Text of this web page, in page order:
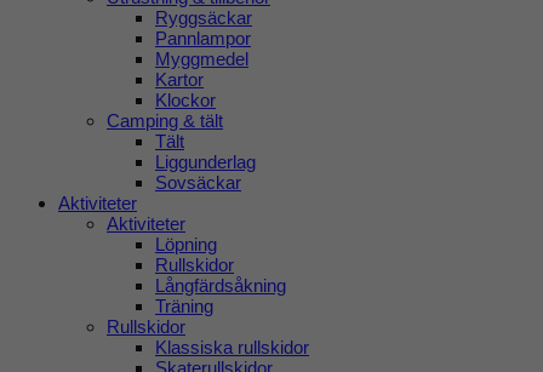
Ryggsäckar
Pannlampor
Myggmedel
Kartor
Klockor
Camping & tält
Tält
Liggunderlag
Sovsäckar
Aktiviteter
Aktiviteter
Löpning
Rullskidor
Långfärdsåkning
Träning
Rullskidor
Klassiska rullskidor